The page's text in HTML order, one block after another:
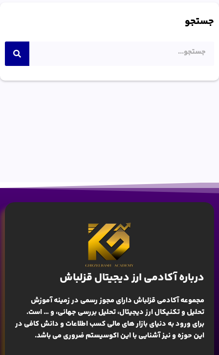
جستجو
درباره آکادمی ارز دیجیتال قزلباش
مجموعه آکادمی قزلباش دارای مجوز رسمی در زمینهآموزش
تحلیل و تکنیکال ارز دیجیتال، تحلیل بررسی جهانی، و … است.
برای ورود به دنیای بازار های مالی کسب اطلاعات و دانش کافی در
این حوزه و نیز آشنایی با این اکوسیستم ضروری می باشد.